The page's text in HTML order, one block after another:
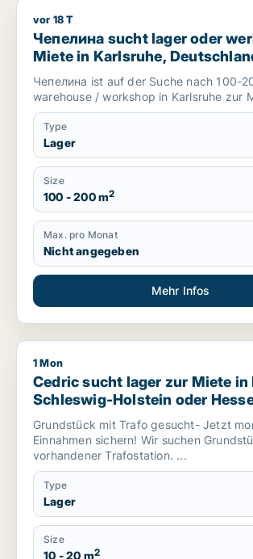
Чепелина sucht lager oder werkstatt
vor 18 T
Чепелина sucht lager oder werkstatt zur
Miete in Karlsruhe,
Чепелина ist auf der Suche nach 100-
warehouse / workshop in Karlsruhe zur
Type
Lager
Size
100 - 200 m2
Max. pro Monat
Nicht angegeben
Mehr Infos
Cedric sucht lager zur Miete in Köln,
1 Mon
Cedric sucht lager zur Miete in Köln,
Schleswig-Holstein oder
mehr, Deutschland
Grundstück mit Trafo gesucht- Jetzt
Einnahmen sichern! Wir suchen Grundstücke mit
vorhandener Trafostation. ...
Type
Lager
Size
10 - 20 m2